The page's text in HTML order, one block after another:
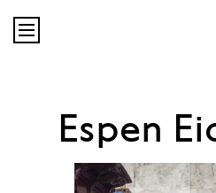

Espen